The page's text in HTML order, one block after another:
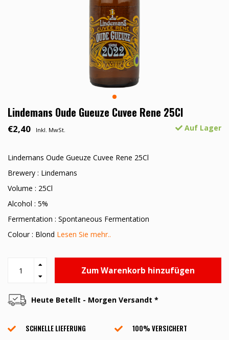
Lindemans Oude Gueuze Cuvee Rene 25Cl
€2,40 Inkl. MwSt. Auf Lager
Lindemans Oude Gueuze Cuvee Rene 25Cl
Brewery : Lindemans
Volume : 25Cl
Alcohol : 5%
Fermentation : Spontaneous Fermentation
Colour : Blond Lesen Sie mehr..
Zum Warenkorb hinzufügen
Heute Betellt - Morgen Versandt *
SCHNELLE LIEFERUNG
100% VERSICHERT